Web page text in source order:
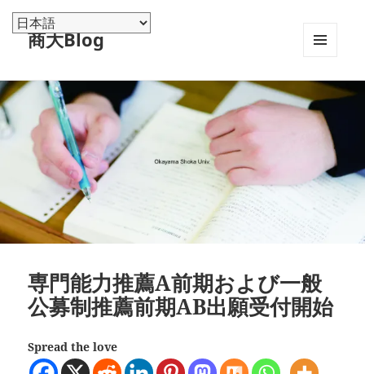
商大Blog
ーとウ
ィジェ
ット
専門能力推薦A前期および一般
公募制推薦前期AB出願受付開始
Spread the love